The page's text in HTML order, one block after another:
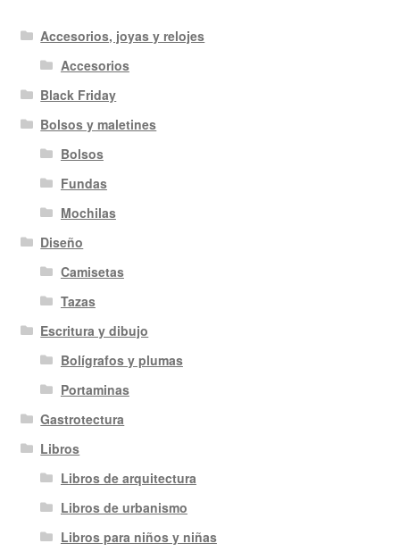
Accesorios, joyas y relojes
Accesorios
Black Friday
Bolsos y maletines
Bolsos
Fundas
Mochilas
Diseño
Camisetas
Tazas
Escritura y dibujo
Bolígrafos y plumas
Portaminas
Gastrotectura
Libros
Libros de arquitectura
Libros de urbanismo
Libros para niños y niñas